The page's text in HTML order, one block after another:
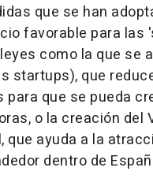
que se han
favorable para las
como la que se
startups), que
que se pueda
o la creación del
que ayuda a la
dentro de